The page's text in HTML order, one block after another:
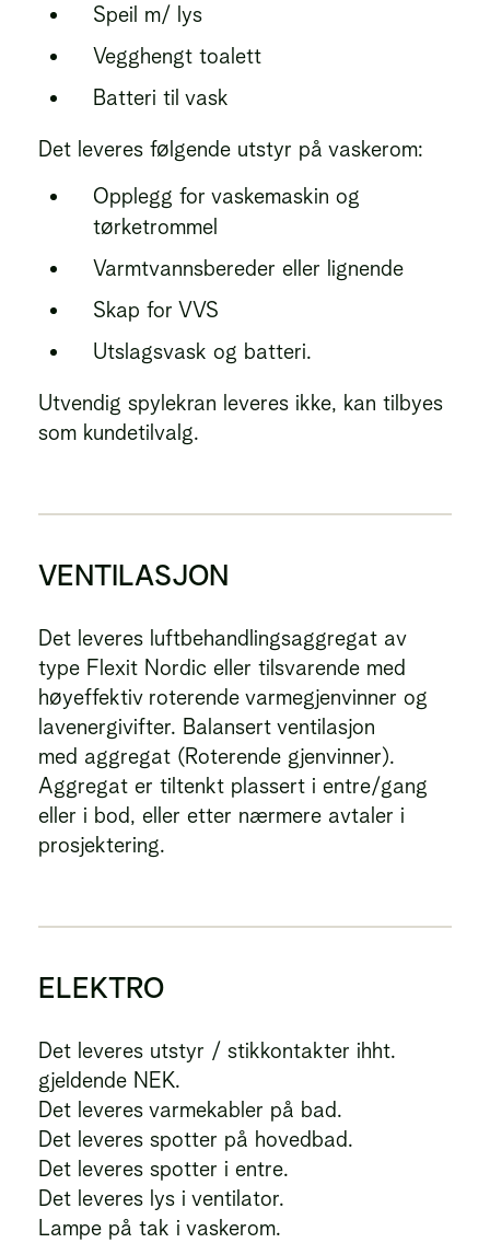
Speil m/ lys
Vegghengt toalett
Batteri til vask
Det leveres følgende utstyr på vaskerom:
Opplegg for vaskemaskin og
tørketrommel
Varmtvannsbereder eller lignende
Skap for VVS
Utslagsvask og batteri.
Utvendig spylekran leveres ikke, kan tilbyes
som kundetilvalg.
VENTILASJON
Det leveres luftbehandlingsaggregat av
type Flexit Nordic eller tilsvarende med
høyeffektiv roterende varmegjenvinner og
lavenergivifter. Balansert ventilasjon
med aggregat (Roterende gjenvinner).
Aggregat er tiltenkt plassert i entre/gang
eller i bod, eller etter nærmere avtaler i
prosjektering.
ELEKTRO
Det leveres utstyr / stikkontakter ihht.
gjeldende NEK.
Det leveres varmekabler på bad.
Det leveres spotter på hovedbad.
Det leveres spotter i entre.
Det leveres lys i ventilator.
Lampe på tak i vaskerom.